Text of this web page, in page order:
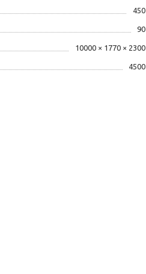
450
90
10000 × 1770 × 2300
4500